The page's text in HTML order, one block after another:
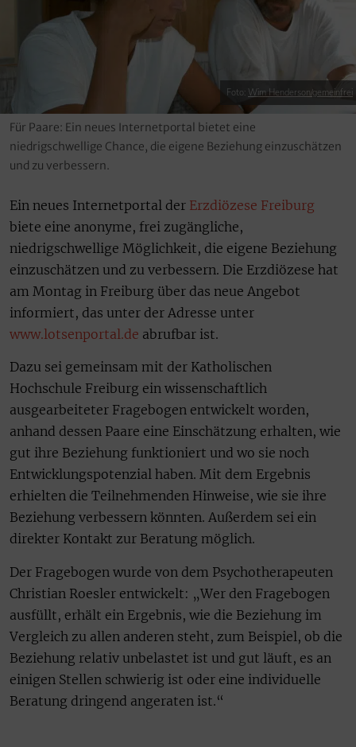
Foto: Wim Henderson/gemeinfrei
Für Paare: Ein neues Internetportal bietet eine
niedrigschwellige Chance, die eigene Beziehung einzuschätzen
und zu verbessern.
Ein neues Internetportal der Erzdiözese Freiburg
biete eine anonyme, frei zugängliche,
niedrigschwellige Möglichkeit, die eigene Beziehung
einzuschätzen und zu verbessern. Die Erzdiözese hat
am Montag in Freiburg über das neue Angebot
informiert, das unter der Adresse unter
www.lotsenportal.de abrufbar ist.
Dazu sei gemeinsam mit der Katholischen
Hochschule Freiburg ein wissenschaftlich
ausgearbeiteter Fragebogen entwickelt worden,
anhand dessen Paare eine Einschätzung erhalten, wie
gut ihre Beziehung funktioniert und wo sie noch
Entwicklungspotenzial haben. Mit dem Ergebnis
erhielten die Teilnehmenden Hinweise, wie sie ihre
Beziehung verbessern könnten. Außerdem sei ein
direkter Kontakt zur Beratung möglich.
Der Fragebogen wurde von dem Psychotherapeuten
Christian Roesler entwickelt: „Wer den Fragebogen
ausfüllt, erhält ein Ergebnis, wie die Beziehung im
Vergleich zu allen anderen steht, zum Beispiel, ob die
Beziehung relativ unbelastet ist und gut läuft, es an
einigen Stellen schwierig ist oder eine individuelle
Beratung dringend angeraten ist.“